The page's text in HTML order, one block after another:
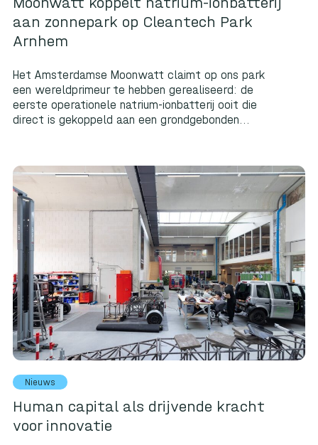
aan zonnepark op Cleantech Park
Arnhem
Het Amsterdamse Moonwatt claimt op ons park
een wereldprimeur te hebben gerealiseerd: de
eerste operationele natrium-ionbatterij ooit die
direct is gekoppeld aan een grondgebonden...
Nieuws
Human capital als drijvende kracht
voor innovatie